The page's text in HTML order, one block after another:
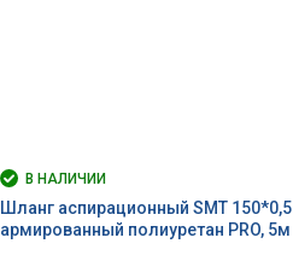
В НАЛИЧИИ
Шланг аспирационный SMT 150*0,5
армированный полиуретан PRO, 5м